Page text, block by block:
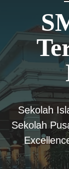
Sekolah
Sekolah